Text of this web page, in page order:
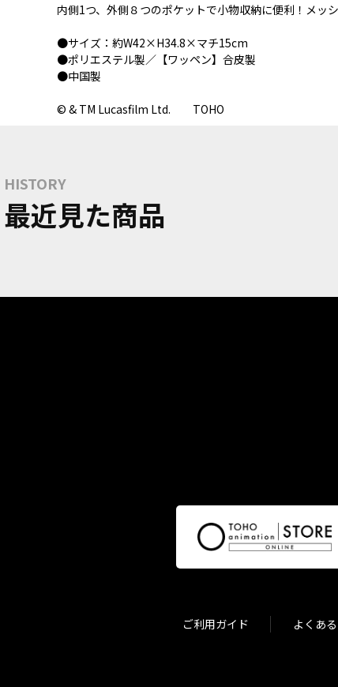
内側1つ、外側８つのポケットで小物収納に便利！メッ
●サイズ：約W42×H34.8×マチ15cm
●ポリエステル製／【ワッペン】合皮製
●中国製
© & TM Lucasfilm Ltd. TOHO
HISTORY
最近見た商品
ご利用ガイド よくあ